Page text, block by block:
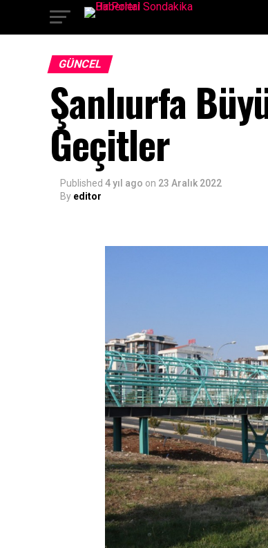
GÜNCEL
Şanlıurfa
Geçitler
Published 4 yıl ago on 23 Aralık 2022
By editor